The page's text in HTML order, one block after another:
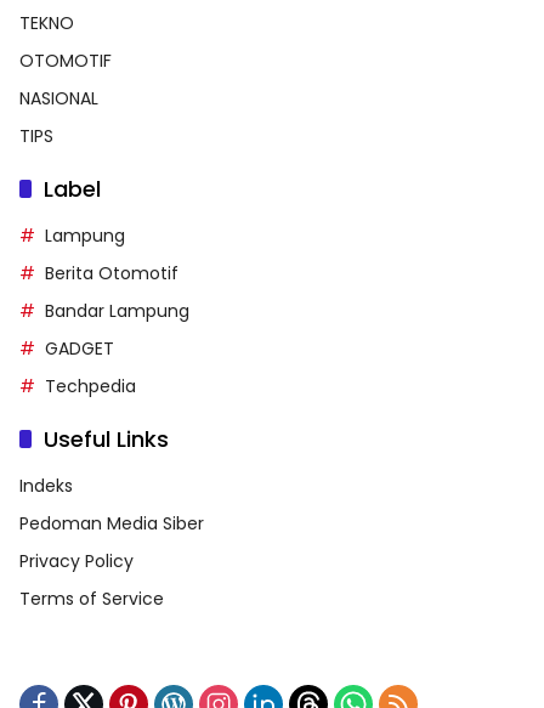
TEKNO
OTOMOTIF
NASIONAL
TIPS
Label
Lampung
Berita Otomotif
Bandar Lampung
GADGET
Techpedia
Useful Links
Indeks
Pedoman Media Siber
Privacy Policy
Terms of Service